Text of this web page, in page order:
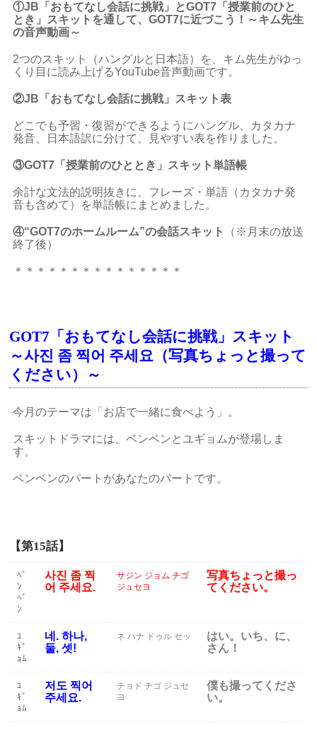
①JB 「おもてなし会話に挑戦」とGOT7 「授業前のひと
とき」スキットを通して、GOT7に近づこう！～キム先生
の音声動画～
2つのスキット（ハングルと日本語）を、キム先生がゆっ
くり目に読み上げるYouTube音声動画です。
②JB「おもてなし会話に挑戦」スキット表
どこでも予習・復習ができるようにハングル、カタカナ
発音、日本語訳に分けて、見やすい表を作りました。
③GOT7 「授業前のひととき」スキット単語帳
余計な文法的説明抜きに、フレーズ・単語（カタカナ発
音も含めて）を単語帳にまとめました。
④“GOT7のホームルーム”の会話スキット （※ 月末の放送
終了後）
＊＊＊＊＊＊＊＊＊＊＊＊＊＊＊
GOT7「おもてなし会話に挑戦」スキット
～사진 좀 찍어 주세요（写真ちょっと撮って
ください）～
今月のテーマは「お店で一緒に食べよう」。
スキットドラマには、ベンベンとユギョムが登場しま
す。
ベンベンのパートがあなたのパートです。
【第15話】
ﾍﾞ
ﾝ
ﾍﾞ
ﾝ
사진 좀 찍
어 주세요.
サジン ジョム チゴ
ジュセヨ
写真ちょっと撮っ
てください。
ﾕ
ｷﾞ
ｮﾑ
네. 하나,
둘, 셋!
ネ ハナ ドゥル セッ
はい。いち、に、
さん！
ﾕ
ｷﾞ
ｮﾑ
저도 찍어
주세요.
チョド チゴ ジュセ
ヨ
僕も撮ってくださ
い。